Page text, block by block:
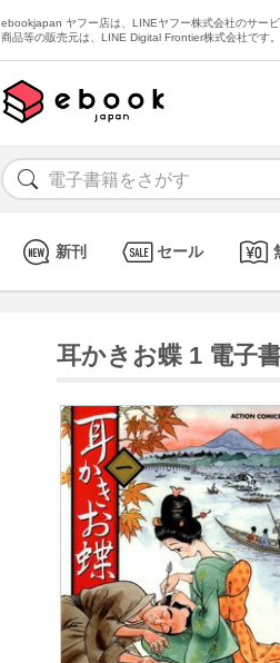
ebookjapan ヤフー店は、LINEヤフー株式会社のサー
商品等の販売元は、LINE Digital Frontier株式会社です。
新刊 セール
耳かきお蝶 1 電子